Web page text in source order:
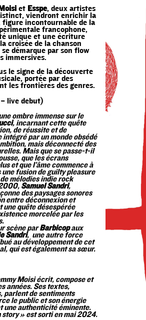
et Esspe, deux artistes
viendront enrichir la
figure incontournable de la
francophone,
unique et une écriture
croisée de la chanson
démarque par son flow
immersives.
le signe de la découverte
portée par des
les frontières des genres.
live debut)
ombre immense sur le
, incarnant cette quête
de réussite et de
par un monde obsédé
mais déconnecté des
Mais que se passe-t-il
que les écrans
et que l’âme commence à
fusion de guilty pleasure
mélodies indie rock
Samuel Sandri,
des paysages sonores
entre déconnexion et
quête désespérée
morcelée par les
scène parBarbicopaux
Sandri, une autre force
au développement de cet
qui est également sa sœur.
Moisi écrit, compose et
années. Ses textes,
parlent de sentiments
le public et son énergie
une authenticité éminente.
story » est sorti en mai 2024.